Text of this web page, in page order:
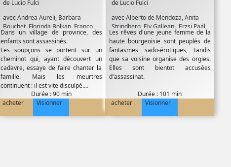
de Lucio Fulci
avecAndrea Aureli, Barbara
Bouchet, Florinda Bolkan, Franco
Balducci George Wilson,Hugo d
Allessio,Irene Papas,Linda Sini
Lucio Fulci,Marc Porel,Rosalia
Maggio, Tomas Milian ,Vito Passeri
Dans un village de province, des
enfants sont assassinés.
Les soupçons se portent sur un
cheminot qui, ayant découvert un
cadavre, essaye de faire chanter la
famille. Mais les meurtres
continuent : il est vite disculpé....
Durée : 90 min
acheter
Visionner
de Lucio Fulci
avecAlberto de Mendoza,Anita
Strindberg, Ely Galleani Erzsi Paál
Ezio Marano,Florinda Bolkan,
Franco Balducci,Gaetano Imbró,
Georges Rigaud,Jean Sorel,
Leo
Genn, Mike Kennedy,Penny Brown,
Silvia Monti, Stanley Baker
Les rêves d'une jeune femme de la
haute bourgeoisie sont peuplés de
fantasmes sado-érotiques, tandis
que sa voisine organise des orgies.
Elles sont bientot accusées
d'assassinat.
Durée : 101 min
acheter
Visionner